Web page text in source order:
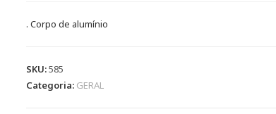
. Corpo de alumínio
SKU:585
Categoria: GERAL